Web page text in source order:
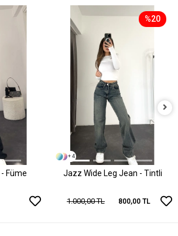
Füme
%20
+ 4
Jazz Wide Leg Jean - Tintli
1.000,00 TL 800,00 TL